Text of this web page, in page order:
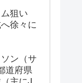
狙い
徐々に
ン（サ
道府県